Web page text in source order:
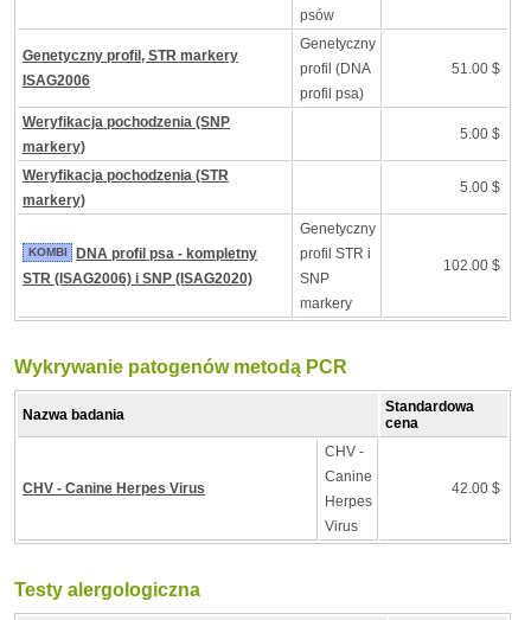
psów
Genetyczny profil, STR markery
ISAG2006
Genetyczny
profil (DNA
profil psa)
51.00 $
Weryfikacja pochodzenia (SNP
markery)
5.00 $
Weryfikacja pochodzenia (STR
markery)
5.00 $
KOMBI
DNA profil psa - kompletny
STR (ISAG2006) i SNP (ISAG2020)
Genetyczny
profil STR i
SNP
markery
102.00 $
Wykrywanie patogenów metodą PCR
Nazwa badania
Standardowa
cena
CHV - Canine Herpes Virus
CHV -
Canine
Herpes
Virus
42.00 $
Testy alergologiczna